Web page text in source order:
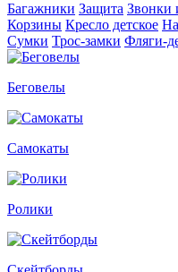
Багажники Защита Звонки
Корзины Кресло детское
Сумки Трос-замки Фляги-
Беговелы
Самокаты
Ролики